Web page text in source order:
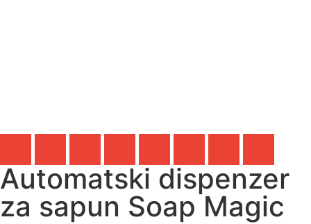
Automatski dispenzer
za sapun Soap Magic